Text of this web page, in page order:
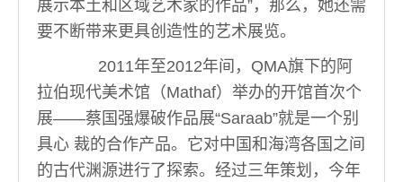
展示本土和区域艺术家的作品”，那么，她还需
要不断带来更具创造性的艺术展览。
2011年至2012年间，QMA旗下的阿
拉伯现代美术馆（Mathaf）举办的开馆首次个
展——蔡国强爆破作品展“Saraab”就是一个别
具心 裁的合作产品。它对中国和海湾各国之间
的古代渊源进行了探索。经过三年策划，今年